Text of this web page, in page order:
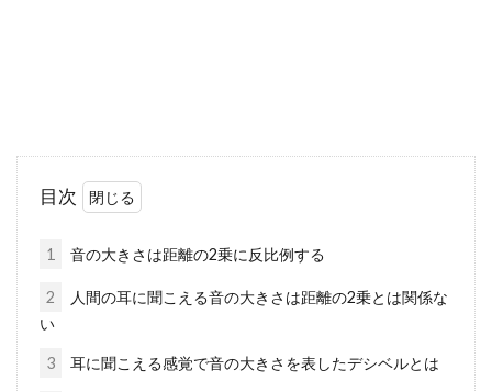
く感じる金額とは
登記申請費用を節約！新築住宅の登
目次
1 音の大きさは距離の2乗に反比例する
2
人間の耳に聞こえる音の大きさは距離の2乗とは関係な
い
3 耳に聞こえる感覚で音の大きさを表したデシベルとは